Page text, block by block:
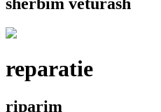
reparatie
riparim